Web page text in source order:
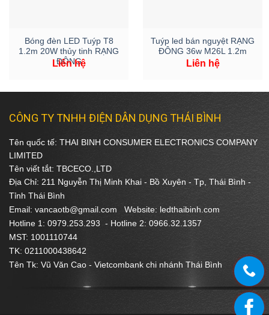
Bóng đèn LED Tuýp T8
1.2m 20W thủy tinh RẠNG
ĐÔNG
Liên hệ
Tuýp led bán nguyệt RẠNG
ĐÔNG 36w M26L 1.2m
Liên hệ
CÔNG TY TNHH ĐIỆN DÂN DỤNG THÁI BÌNH
Tên quốc tế: THAI BINH CONSUMER ELECTRONICS COMPANY
LIMITED
Tên viết tắt: TBCECO.,LTD
Địa Chỉ: 211 Nguyễn Thị Minh Khai - Bồ Xuyên - Tp, Thái Bình -
Tỉnh Thái Bình
Email: vancaotb@gmail.com Website: ledthaibinh.com
Hotline 1: 0979.253.293 - Hotline 2: 0966.32.1357
MST: 1001110744
TK: 0211000438642
Tên Tk: Vũ Văn Cao - Vietcombank chi nhánh Thái Bình